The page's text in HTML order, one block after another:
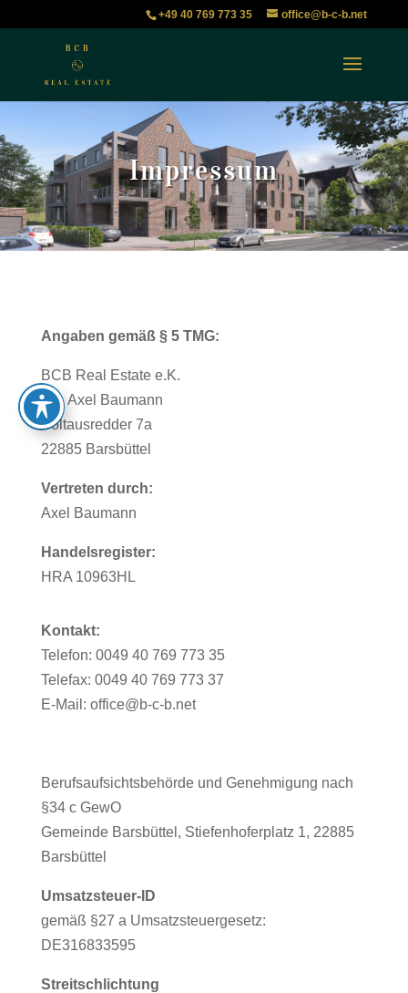
+49 40 769 773 35 office@b-c-b.net
Impressum
Angaben gemäß § 5 TMG:
BCB Real Estate e.K.
Inh. Axel Baumann
Soltausredder 7a
22885 Barsbüttel
Vertreten durch:
Axel Baumann
Handelsregister:
HRA 10963HL
Kontakt:
Telefon: 0049 40 769 773 35
Telefax: 0049 40 769 773 37
E-Mail: office@b-c-b.net
Berufsaufsichtsbehörde und Genehmigung nach
§34 c GewO
Gemeinde Barsbüttel, Stiefenhoferplatz 1, 22885
Barsbüttel
Umsatzsteuer-ID
gemäß §27 a Umsatzsteuergesetz:
DE316833595
Streitschlichtung